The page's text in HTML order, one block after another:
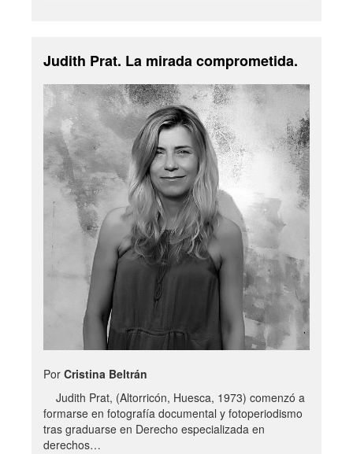
Judith Prat. La mirada comprometida.
Por Cristina Beltrán
Judith Prat, (Altorricón, Huesca, 1973) comenzó a
formarse en fotografía documental y fotoperiodismo
tras graduarse en Derecho especializada en
derechos…